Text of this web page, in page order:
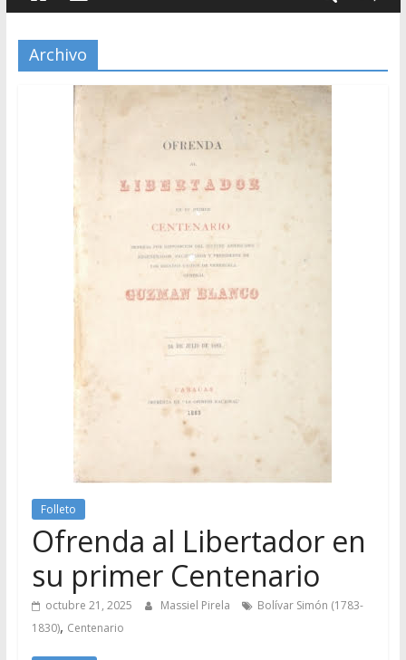
Archivo
Folleto
Ofrenda al Libertador en
su primer Centenario
octubre 21, 2025 Massiel Pirela
Bolívar Simón (1783-
1830), Centenario